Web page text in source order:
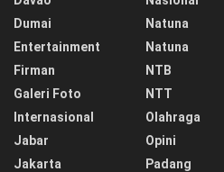
Dumai
Entertainment
Firman
Galeri Foto
Internasional
Jabar
Jakarta
Natuna
Natuna
NTB
NTT
Olahraga
Opini
Padang